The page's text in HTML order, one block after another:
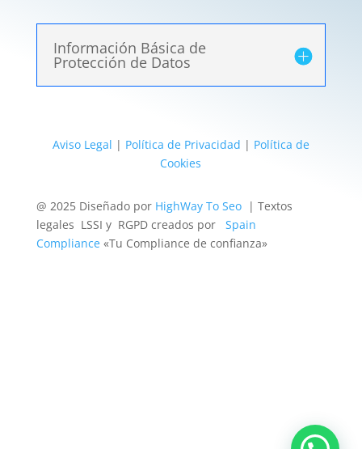
Información Básica de
Protección de Datos
Aviso Legal | Política de Privacidad | Política de
Cookies
@ 2025 Diseñado por HighWay To Seo| Textos
legales LSSI y RGPD creados por Spain
Compliance«Tu Compliance de confianza»